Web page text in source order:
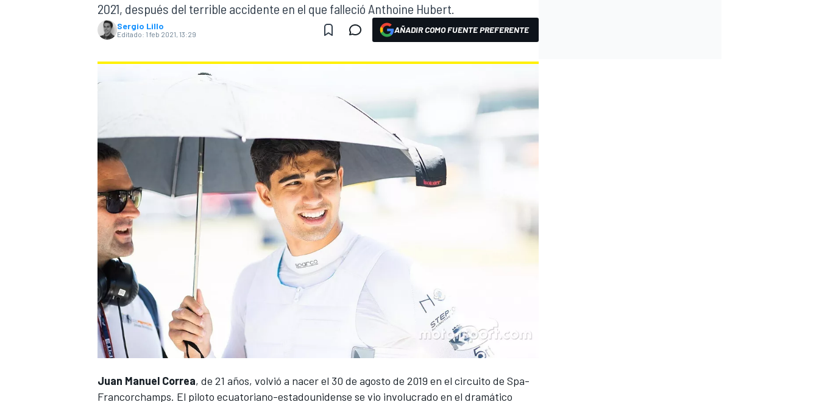
MOTOGP
NASCAR CUP
2021, después del terrible accidente en el que falleció Anthoine Hubert.
Sergio Lillo
Editado: 1 feb 2021, 13:29 AÑADIR COMO FUENTE PREFERENTE
Juan Manuel Correa, de 21 años, volvió a nacer el 30 de agosto de 2019 en el circuito de Spa-
Francorchamps. El piloto ecuatoriano-estadounidense se vio involucrado en el dramático